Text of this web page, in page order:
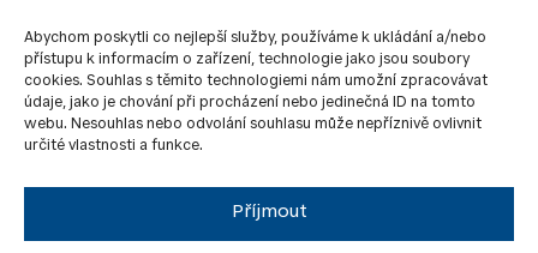
Abychom poskytli co nejlepší služby, používáme k ukládání a/nebo
přístupu k informacím o zařízení, technologie jako jsou soubory
cookies. Souhlas s těmito technologiemi nám umožní zpracovávat
údaje, jako je chování při procházení nebo jedinečná ID na tomto
webu. Nesouhlas nebo odvolání souhlasu může nepříznivě ovlivnit
určité vlastnosti a funkce.
Příjmout